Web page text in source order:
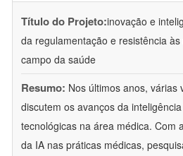
Título do Projeto:inovação e
da regulamentação e resistência
campo da saúde
Resumo: Nos últimos anos, várias
discutem os avanços da
tecnológicas na área médica. Com
da IA nas práticas médicas,